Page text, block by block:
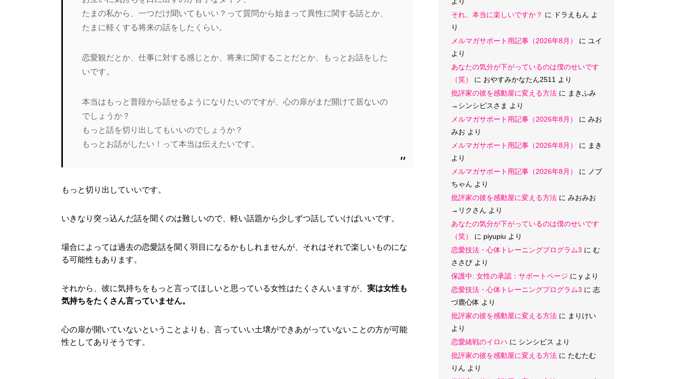
たまの私から、一つだけ聞いてもいい？って質問から始まって異性に関する話とか、
たまに軽くする将来の話をしたくらい。
恋愛観だとか、仕事に対する感じとか、将来に関することだとか、
もっとお話をした
いです。
本当はもっと普段から話せるようになりたいのですが、心の扉がま だ開けて居ないの
でしょうか？
もっと話を切り出してもいいのでしょうか？
もっとお話がしたい！って本当は伝えたいです。
もっと切り出していいです。
いきなり突っ込んだ話を聞くのは難しいので、軽い話題から少しずつ話していけばいいです。
場合によっては過去の恋愛話を聞く羽目になるかもしれませんが、それはそれで楽しいものにな
る可能性もあります。
それから、彼に気持ちをもっと言ってほしいと思っている女性はたくさんいますが、 実は女性も
気持ちをたくさん言っていません。
心の扉が開いていないということよりも、言っていい土壌ができあがっていないことの方が可能
性としてありそうです。
それ、本当に楽しいですか？ に ドラえもん よ
り
メルマガサポート用記事（2026年8月）
に ユイ
より
あなたの気分が下がっているのは僕のせいです
（笑）
に おやすみかなたん2511 より
批評家の彼を感動屋に変える方法 に まきふみ
→シンシビスさま より
メルマガサポート用記事（2026年8月）
に みお
みお より
メルマガサポート用記事（2026年8月）
に まき
より
メルマガサポート用記事（2026年8月）
に
ノブ
ちゃん より
批評家の彼を感動屋に変える方法 に みおみお
→リクさん より
あなたの気分が下がっているのは僕のせいです
（笑）
に piyupiu より
恋愛技法・心体トレーニングプログラム3 に む
ささび より
保護中: 女性の承認：サポートページ に y より
恋愛技法・心体トレーニングプログラム3 に 志
づ鹿心体 より
批評家の彼を感動屋に変える方法 に まりけい
より
恋愛緒戦のイロハ に シンシビス より
批評家の彼を感動屋に変える方法 に たむたむ
りん より